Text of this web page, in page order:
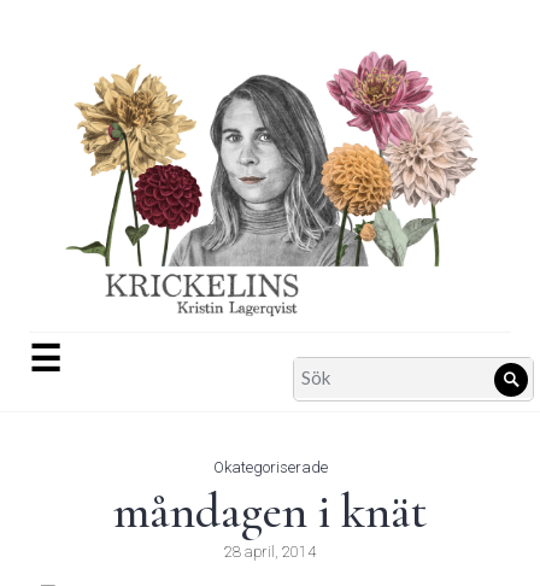
☰
Search
for:
Okategoriserade
måndagen i knät
28 april, 2014